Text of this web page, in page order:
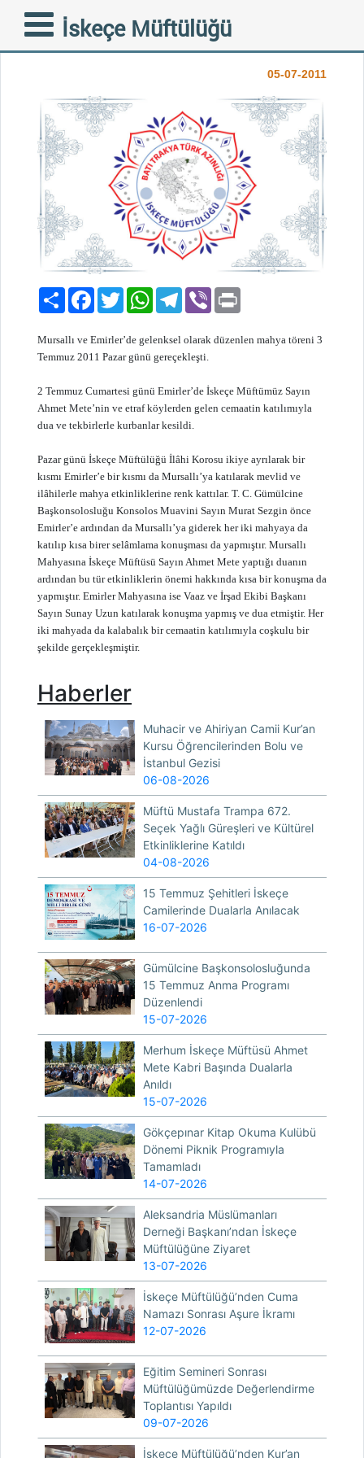
İskeçe Müftülüğü
MURSALLI VE EMİRLER’DE
MAHYA
05-07-2011
PaylaşFacebook
TwitterWhatsAppTelegram
Viber
Mursallı ve Emirler’de gelenksel olarak düzenlen mahya töreni 3
Temmuz 2011 Pazar günü gereçekleşti.
2 Temmuz Cumartesi günü Emirler’de İskeçe Müftümüz Sayın
Ahmet Mete’nin ve etraf köylerden gelen cemaatin katılımıyla
dua ve tekbirlerle kurbanlar kesildi.
Pazar günü İskeçe Müftülüğü İlâhi Korosu ikiye ayrılarak bir
kısmı Emirler’e bir kısmı da Mursallı’ya katılarak mevlid ve
ilâhilerle mahya etkinliklerine renk kattılar. T. C. Gümülcine
Başkonsolosluğu Konsolos Muavini Sayın Murat Sezgin önce
Emirler’e ardından da Mursallı’ya giderek her iki mahyaya da
katılıp kısa birer selâmlama konuşması da yapmıştır. Mursallı
Mahyasına İskeçe Müftüsü Sayın Ahmet Mete yaptığı duanın
ardından bu tür etkinliklerin önemi hakkında kısa bir konuşma da
yapmıştır. Emirler Mahyasına ise Vaaz ve İrşad Ekibi Başkanı
Sayın Sunay Uzun katılarak konuşma yapmış ve dua etmiştir. Her
iki mahyada da kalabalık bir cemaatin katılımıyla coşkulu bir
şekilde gerçekleşmiştir.
Haberler
Muhacir ve Ahiriyan Camii Kur’an
Kursu Öğrencilerinden Bolu ve
İstanbul Gezisi
06-08-2026
Müftü Mustafa Trampa 672.
Seçek Yağlı Güreşleri ve Kültürel
Etkinliklerine Katıldı
04-08-2026
15 Temmuz Şehitleri İskeçe
Camilerinde Dualarla Anılacak
16-07-2026
Gümülcine Başkonsolosluğunda
15 Temmuz Anma Programı
Düzenlendi
15-07-2026
Merhum İskeçe Müftüsü Ahmet
Mete Kabri Başında Dualarla
Anıldı
15-07-2026
Gökçepınar Kitap Okuma Kulübü
Dönemi Piknik Programıyla
Tamamladı
14-07-2026
Aleksandria Müslümanları
Derneği Başkanı’ndan İskeçe
Müftülüğüne Ziyaret
13-07-2026
İskeçe Müftülüğü’nden Cuma
Namazı Sonrası Aşure İkramı
12-07-2026
Eğitim Semineri Sonrası
Müftülüğümüzde Değerlendirme
Toplantısı Yapıldı
09-07-2026
İskeçe Müftülüğü’nden Kur’an